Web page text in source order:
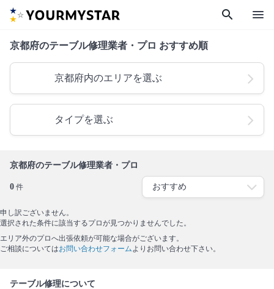
search menu
京都府のテーブル修理業者・プロ おすすめ順
京都府内のエリアを選ぶ
タイプを選ぶ
京都府のテーブル修理業者・プロ
0 件
申し訳ございません。
選択された条件に該当するプロが見つかりませんでした。
エリア外のプロへ出張依頼が可能な場合がございます。
ご相談についてはお問い合わせフォームよりお問い合わせ下さい。
テーブル修理について